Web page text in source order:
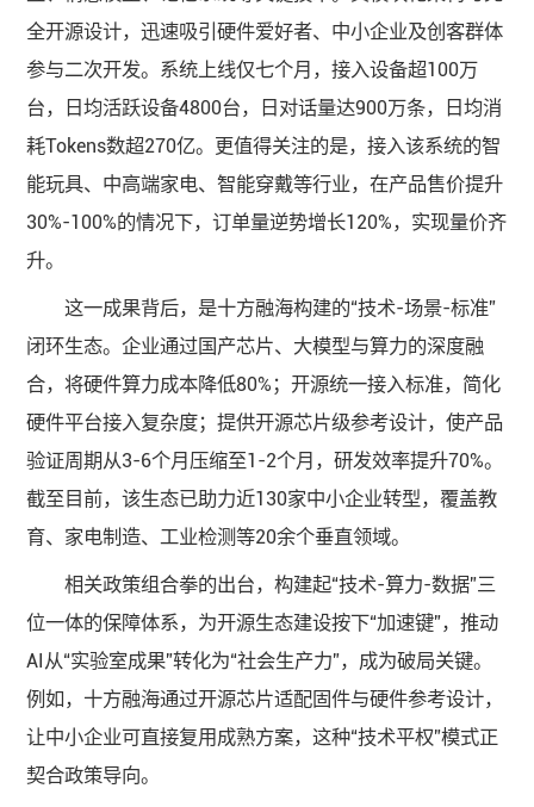
全开源设计，迅速吸引硬件爱好者、中小企业及创客群体
参与二次开发。系统上线仅七个月，接入设备超100万
台，日均活跃设备4800台，日对话量达900万条，日均消
耗Tokens数超270亿。更值得关注的是，接入该系统的智
能玩具、中高端家电、智能穿戴等行业，在产品售价提升
30%-100%的情况下，订单量逆势增长120%，实现量价齐
升。
这一成果背后，是十方融海构建的“技术-场景-标准”
闭环生态。企业通过国产芯片、大模型与算力的深度融
合，将硬件算力成本降低80%；开源统一接入标准，简化
硬件平台接入复杂度；提供开源芯片级参考设计，使产品
验证周期从3-6个月压缩至1-2个月，研发效率提升70%。
截至目前，该生态已助力近130家中小企业转型，覆盖教
育、家电制造、工业检测等20余个垂直领域。
相关政策组合拳的出台，构建起“技术-算力-数据”三
位一体的保障体系，为开源生态建设按下“加速键”，推动
AI从“实验室成果”转化为“社会生产力”，成为破局关键。
例如，十方融海通过开源芯片适配固件与硬件参考设计，
让中小企业可直接复用成熟方案，这种“技术平权”模式正
契合政策导向。